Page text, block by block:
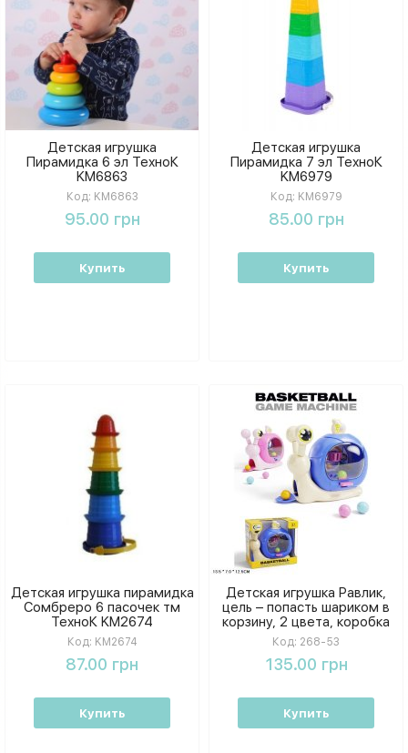
Детская игрушка
Пирамидка 6 эл ТехноК
KM6863
Код: KM6863
95.00 грн
Купить
Детская игрушка
Пирамидка 7 эл ТехноК
KM6979
Код: KM6979
85.00 грн
Купить
Детская игрушка пирамидка
Сомбреро 6 пасочек тм
ТехноК KM2674
Код: KM2674
87.00 грн
Купить
Детская игрушка Равлик,
цель – попасть шариком в
корзину, 2 цвета, коробка
Код: 268-53
135.00 грн
Купить